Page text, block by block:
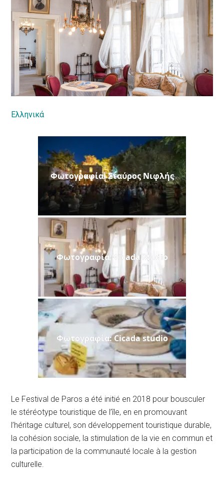
Ελληνικά
Φωτογραφία: Σταύρος Νιφλής
Φωτογραφία: Cicada studio
Φωτογραφία: Cicada studio
Le Festival de Paros a été initié en 2018 pour bousculer
le stéréotype touristique de l’île, en en promouvant
l’héritage culturel, son développement touristique durable,
la cohésion sociale, la stimulation de la vie en commun et
la participation de la communauté locale à la gestion
culturelle.